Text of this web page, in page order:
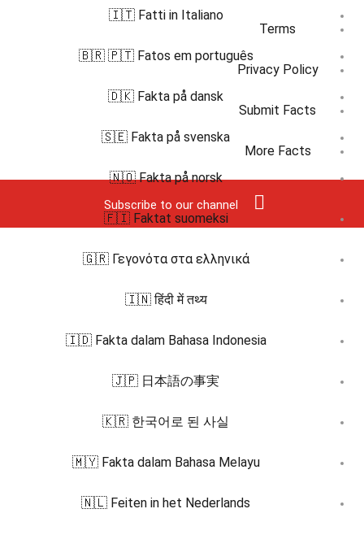
Terms
Privacy Policy
Submit Facts
More Facts
Subscribe to our channel
🇮🇹 Fatti in Italiano
🇧🇷 🇵🇹 Fatos em português
🇩🇰 Fakta på dansk
🇸🇪 Fakta på svenska
🇳🇴 Fakta på norsk
🇫🇮 Faktat suomeksi
🇬🇷 Γεγονότα στα ελληνικά
🇮🇳 हिंदी में तथ्य
🇮🇩 Fakta dalam Bahasa Indonesia
🇯🇵 日本語の事実
🇰🇷 한국어로 된 사실
🇲🇾 Fakta dalam Bahasa Melayu
🇳🇱 Feiten in het Nederlands